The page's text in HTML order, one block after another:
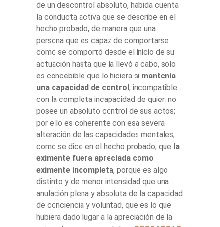
de un descontrol absoluto, habida cuenta
la conducta activa que se describe en el
hecho probado, de manera que una
persona que es capaz de comportarse
como se comportó desde el inicio de su
actuación hasta que la llevó a cabo, solo
es concebible que lo hiciera si mantenía
una capacidad de control, incompatible
con la completa incapacidad de quien no
posee un absoluto control de sus actos;
por ello es coherente con esa severa
alteración de las capacidades mentales,
como se dice en el hecho probado, que la
eximente fuera apreciada como
eximente incompleta, porque es algo
distinto y de menor intensidad que una
anulación plena y absoluta de la capacidad
de conciencia y voluntad, que es lo que
hubiera dado lugar a la apreciación de la